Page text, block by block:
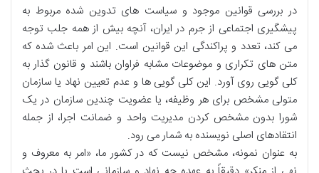
در بررسی قوانین موجود و سیاست های تدوین شده مربوط به
پیشگیری اجتماعی از جرم در ایران، آنچه بیش از همه جلب توجه
می کند، تعدد و پراکندگی این قوانین است. این امر باعث شده که
متن های تکراری و موضوعات مشابه فراوان باشند و قانون گذار به
کلی گویی روی آورد. این کلی گویی ها و عدم تعیین نهاد یا سازمان
متولی مشخص برای هر وظیفه، یا عضویت چندین سازمان در یک
شورا بدون مشخص کردن مدیریت واحد و ضمانت اجرا، از جمله
انتقادهای اصلی نویسنده به شمار می رود.
به عنوان نمونه، مشخص نیست که در کشور ما، «امر به معروف و